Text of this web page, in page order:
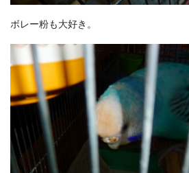
ボレー粉も大好き。